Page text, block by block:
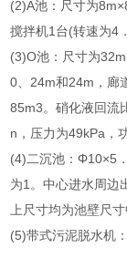
(2)A池：尺寸为
搅拌机1台(转速为4
(3)O池：尺寸为
0、24m和24m，廊
85m3。硝化液回流
n，压力为49kPa，
(4)二沉池：Φ10×5
为1。中心进水周边
上尺寸均为池壁尺寸
(5)带式污泥脱水机